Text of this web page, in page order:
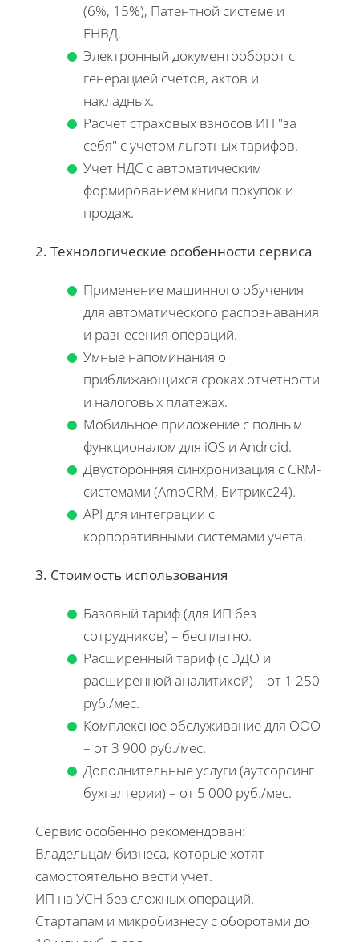
(6%, 15%), Патентной системе и
ЕНВД.
Электронный документооборот с
генерацией счетов, актов и
накладных.
Расчет страховых взносов ИП "за
себя" с учетом льготных тарифов.
Учет НДС с автоматическим
формированием книги покупок и
продаж.
2. Технологические особенности сервиса
Применение машинного обучения
для автоматического распознавания
и разнесения операций.
Умные напоминания о
приближающихся сроках отчетности
и налоговых платежах.
Мобильное приложение с полным
функционалом для iOS и Android.
Двусторонняя синхронизация с CRM-
системами (AmoCRM, Битрикс24).
API для интеграции с
корпоративными системами учета.
3. Стоимость использования
Базовый тариф (для ИП без
сотрудников) – бесплатно.
Расширенный тариф (с ЭДО и
расширенной аналитикой) – от 1 250
руб./мес.
Комплексное обслуживание для ООО
– от 3 900 руб./мес.
Дополнительные услуги (аутсорсинг
бухгалтерии) – от 5 000 руб./мес.
Сервис особенно рекомендован:
Владельцам бизнеса, которые хотят
самостоятельно вести учет.
ИП на УСН без сложных операций.
Стартапам и микробизнесу с оборотами до